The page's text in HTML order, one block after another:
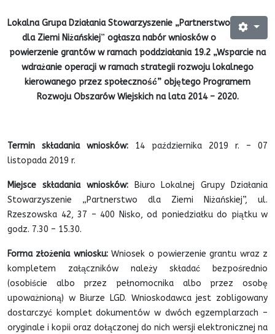
Lokalna Grupa Działania Stowarzyszenie „Partnerstwo
dla Ziemi Niżańskiej” ogłasza nabór wniosków o
powierzenie grantów w ramach poddziałania 19.2 „Wsparcie na
wdrażanie operacji w ramach strategii rozwoju lokalnego
kierowanego przez społeczność” objętego Programem
Rozwoju Obszarów Wiejskich na lata 2014 – 2020.
Termin składania wniosków: 14 października 2019 r. – 07
listopada 2019 r.
Miejsce składania wniosków:Biuro Lokalnej Grupy Działania
Stowarzyszenie „Partnerstwo dla Ziemi Niżańskiej”, ul.
Rzeszowska 42, 37 – 400 Nisko, od poniedziałku do piątku w
godz. 7.30 – 15.30.
Forma złożenia wniosku:Wniosek o powierzenie grantu wraz z
kompletem załączników należy składać bezpośrednio
(osobiście albo przez pełnomocnika albo przez osobę
upoważnioną) w Biurze LGD. Wnioskodawca jest zobligowany
dostarczyć komplet dokumentów w dwóch egzemplarzach –
oryginale i kopii oraz dołączonej do nich wersji elektronicznej na